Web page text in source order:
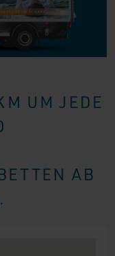
UM JEDE
AB